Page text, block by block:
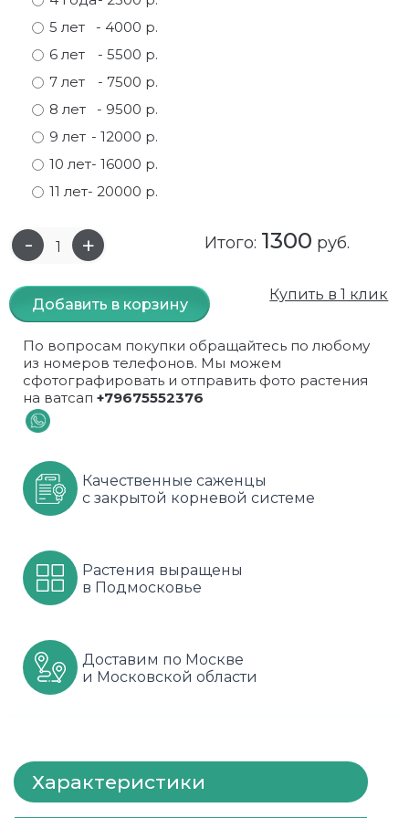
Самшит
Спирея
Шиповник декоративный красный
Шиповник декоративный, белый
Малиновое дерево
Облепиха высокорослая
Орех (Фундук)
Персики
Черемуховое дерева
Черешни
Шелковица
Яблони
Кизил
Малина
Облепиха
Оптом
Рябина красная
Рябина черноплодная
Сортовые
Черника
Шиповник
Мускусные
Парковые
Плетистые
Почвопокровные
Розовые розы
Розы фиолетовые
Спрей
Флорибунда
Чайно гибридные
Шрабы
Штамбовые
5 лет
- 4000 р.
6 лет
- 5500 р.
7 лет
- 7500 р.
8 лет
- 9500 р.
9 лет - 12000 р.
10 лет- 16000 р.
11 лет- 20000 р.
Итого: 1300 руб.
Добавить в корзину
Купить в 1 клик
По вопросам покупки обращайтесь по любому
из номеров телефонов. Мы можем
сфотографировать и отправить фото растения
на ватсап +79675552376
Качественные саженцы
с закрытой корневой системе
Растения выращены
в Подмосковье
Доставим по Москве
и Московской области
Характеристики